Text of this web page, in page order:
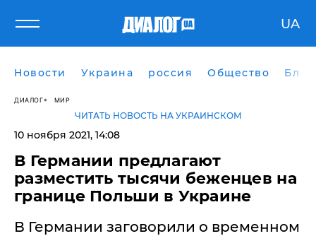
UA
Новости Украина россия Общество
ДИАЛОГ МИР
ЧИТАТЬ НОВОСТЬ НА УКРАИНСКОМ
10 ноября 2021, 14:08
В Германии предлагают
разместить тысячи беженцев на
границе Польши в Украине
В Германии заговорили о временном